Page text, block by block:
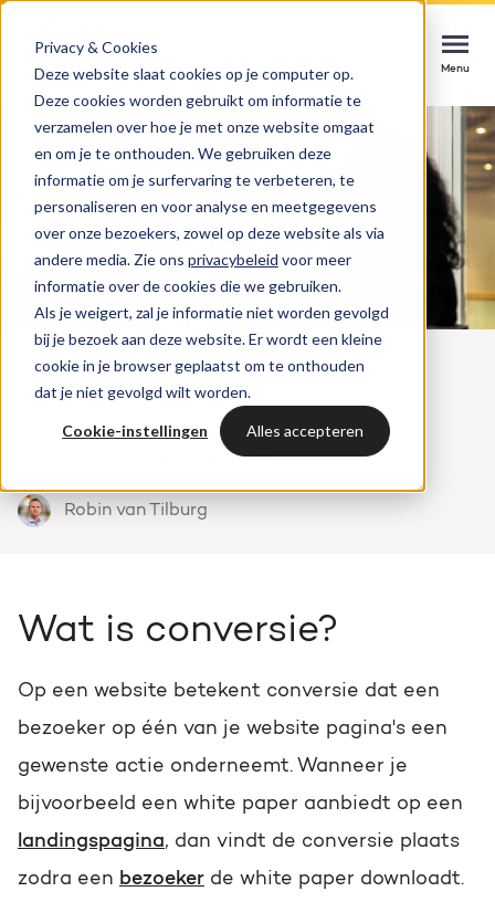
Privacy & Cookies
Deze website slaat cookies op je computer op.
Deze cookies worden gebruikt om informatie te
verzamelen over hoe je met onze website omgaat
en om je te onthouden. We gebruiken deze
informatie om je surfervaring te verbeteren, te
personaliseren en voor analyse en meetgegevens
over onze bezoekers, zowel op deze website als via
andere media. Zie ons privacybeleid voor meer
informatie over de cookies die we gebruiken.
Als je weigert, zal je informatie niet worden gevolgd
bij je bezoek aan deze website. Er wordt een kleine
cookie in je browser geplaatst om te onthouden
dat je niet gevolgd wilt worden.
Cookie-instellingen Alles accepteren
Menu
Menu
Services
HubSpot implementatie
Soepel starten, direct impact maken
Websites & portals
Een website die jouw business laat groeien
HubSpot integraties
Precies afgestemd op jouw business
Marketing & sales services
Kennis vergroten, succes versnellen
Cases
Branches
Blog
Laatste nieuws & updates
HubSpot video's
Events & webinars
Bekijk de eventkalender
Kennisbank
Kennisartikelen over marketing
Over ons
Wie we zijn en hoe we werken
Actuele vacatures op een rij
HubSpot partner
Bright als HubSpot Elite Partner
Team
Ontmoet onze Bright people
HubSpot
Zoeken
Menu
Could not loads results. Please refresh the
page.
Terug naar overzicht
laatst geupdatet: 16/5/2025
Wat is conversie?
Robin van Tilburg
Wat is conversie?
Op een website betekent conversie dat een
bezoeker op één van je website pagina's een
gewenste actie onderneemt. Wanneer je
bijvoorbeeld een white paper aanbiedt op een
landingspagina, dan vindt de conversie plaats
zodra een bezoeker de white paper downloadt.